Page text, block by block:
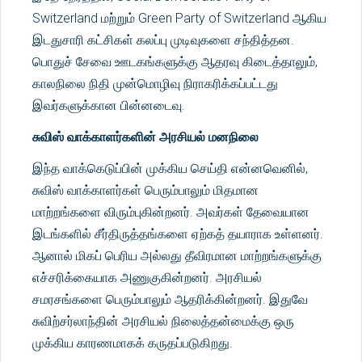
Switzerland மற்றும் Green Party of Switzerland ஆகிய
இடதுசாரி கட்சிகள் கலப்பு முடிவுகளை சந்தித்தன.
பொதுச் சேவை ஊடகங்களுக்கு ஆதரவு கிடைத்தாலும்,
காலநிலை நிதி முன்மொழிவு நிராகரிக்கப்பட்டது
இவர்களுக்கான பின்னடைவு.
சுவிஸ் வாக்காளர்களின் அரசியல் மனநிலை
இந்த வாக்கெடுப்பின் முக்கிய செய்தி என்னவெனில்,
சுவிஸ் வாக்காளர்கள் பெரும்பாலும் மிதமான
மாற்றங்களை விரும்புகின்றனர். அவர்கள் தேவையான
இடங்களில் சீர்திருத்தங்களை ஏற்கத் தயாராக உள்ளனர்.
ஆனால் மிகப் பெரிய அல்லது தீவிரமான மாற்றங்களுக்கு
எச்சரிக்கையாக அணுகுகின்றனர். அரசியல்
சமரசங்களை பெரும்பாலும் ஆதரிக்கின்றனர். இதுவே
சுவிற்சர்லாந்தின் அரசியல் நிலைத்தன்மைக்கு ஒரு
முக்கிய காரணமாகக் கருதப்படுகிறது.